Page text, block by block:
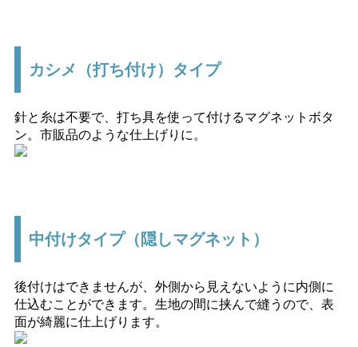
カシメ（打ち付け）タイプ
針と糸は不要で、打ち具を使って付けるマグネットボタ
ン。市販品のような仕上げりに。
中付けタイプ（隠しマグネット）
後付けはできませんが、外側から見えないように内側に
仕込むことができます。生地の間に挟んで縫うので、表
面が綺麗に仕上げります。